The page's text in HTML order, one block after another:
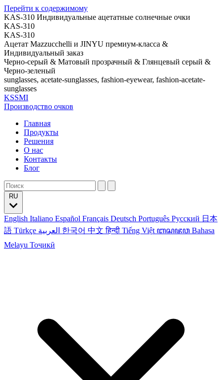
Перейти к содержимому
KAS-310 Индивидуальные ацетатные солнечные очки
KAS-310
KAS-310
Ацетат Mazzucchelli и JINYU премиум-класса &
Индивидуальный заказ
Черно-серый & Матовый прозрачный & Глянцевый серый &
Черно-зеленый
sunglasses, acetate-sunglasses, fashion-eyewear, fashion-acetate-
sunglasses
KSSMI
Производство очков
Главная
Продукты
Решения
О нас
Контакты
Блог
English Italiano Español Français Deutsch Português Русский 日本
語 Türkçe 한국어 中文हिन्दी Tiếng Việt ꦧꦱꦗꦮ Bahasa
Melayu Тоҷикӣ